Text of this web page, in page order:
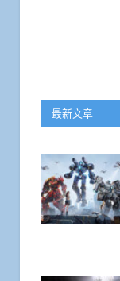
最新文章